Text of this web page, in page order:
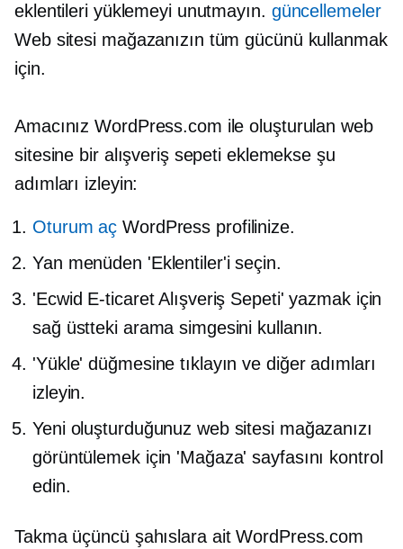
eklentileri yüklemeyi unutmayın. güncellemeler
Web sitesi mağazanızın tüm gücünü kullanmak
için.
Amacınız WordPress.com ile oluşturulan web
sitesine bir alışveriş sepeti eklemekse şu
adımları izleyin:
Oturum aç WordPress profilinize.
Yan menüden 'Eklentiler'i seçin.
'Ecwid E-ticaret Alışveriş Sepeti' yazmak için
sağ üstteki arama simgesini kullanın.
'Yükle' düğmesine tıklayın ve diğer adımları
izleyin.
Yeni oluşturduğunuz web sitesi mağazanızı
görüntülemek için 'Mağaza' sayfasını kontrol
edin.
Takma üçüncü şahıslara aitWordPress.com